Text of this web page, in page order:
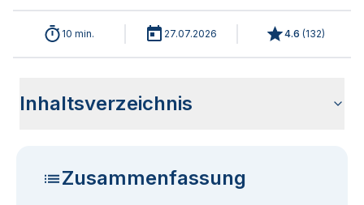
10 min. 27.07.2026 4.6 (132)
Inhaltsverzeichnis
Zusammenfassung